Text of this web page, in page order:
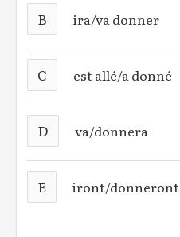
B ira/va donner
C est allé/a donné
D va/donnera
E iront/donneront